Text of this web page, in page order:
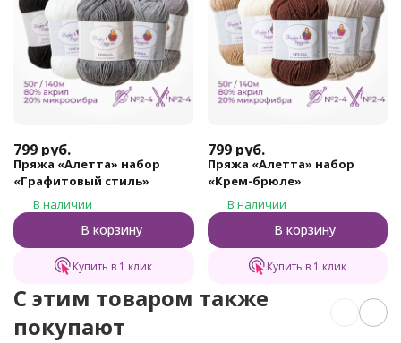
799 руб.
Пряжа «Алетта» набор
«Графитовый стиль»
В наличии
В корзину
Купить в 1 клик
799 руб.
Пряжа «Алетта» набор
«Крем-брюле»
В наличии
В корзину
Купить в 1 клик
C этим товаром также
покупают